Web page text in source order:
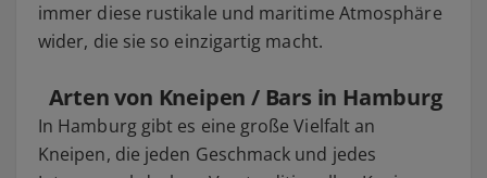
immer diese rustikale und maritime Atmosphäre
wider, die sie so einzigartig macht.
Arten von Kneipen / Bars in Hamburg
In Hamburg gibt es eine große Vielfalt an
Kneipen, die jeden Geschmack und jedes